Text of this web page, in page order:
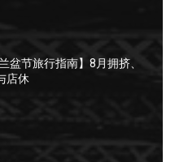
盆节旅行指南】8月拥挤、
店休